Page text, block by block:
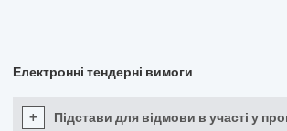
Електронні тендерні вимоги
+ Підстави для відмови в участі у